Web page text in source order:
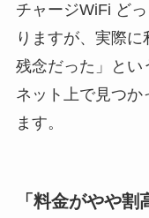
チャージWiFi ど
りますが、実際
残念だった」とい
ネット上で見つか
ます。
「料金がやや割